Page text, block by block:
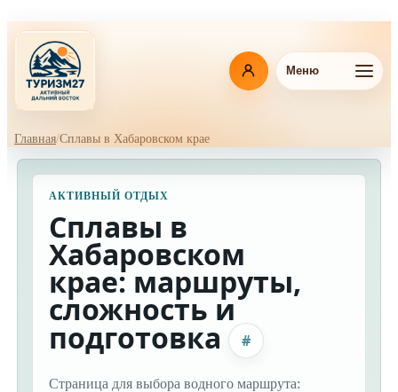
основному
содержанию
Меню
Навигационная
цепочка
Главная Сплавы в Хабаровском крае
АКТИВНЫЙ ОТДЫХ
Сплавы в
Хабаровском
крае: маршруты,
сложность и
подготовка #
Страница для выбора водного маршрута: